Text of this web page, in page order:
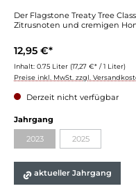
Der Flagstone Treaty Tree
Zitrusnoten und cremigen
12,95 €*
Inhalt: 0.75 Liter (17,27 €* / 1 Liter)
Preise inkl. MwSt. zzgl.
Derzeit nicht verfügbar
Jahrgang
2023 2025
aktueller Jahrgang